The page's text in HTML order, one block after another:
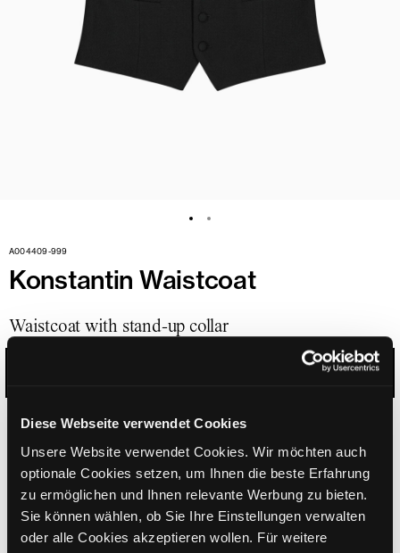
Diese Webseite verwendet Cookies
Unsere Website verwendet Cookies. Wir möchten auch
optionale Cookies setzen, um Ihnen die beste Erfahrung
zu ermöglichen und Ihnen relevante Werbung zu bieten.
Sie können wählen, ob Sie Ihre Einstellungen verwalten
oder alle Cookies akzeptieren wollen. Für weitere
A004409-999
Konstantin Waistcoat
Waistcoat with stand-up collar
CHOOSE SIZE
269 incl. VAT / excl. shipping
UNFORTUNATELY SOLD OUT